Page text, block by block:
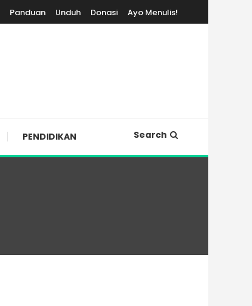
Panduan Unduh Donasi Ayo Menulis!
PENDIDIKAN Search